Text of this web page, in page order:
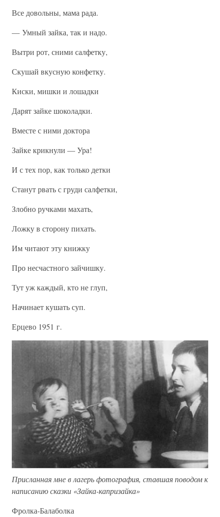
Все довольны, мама рада.
— Умный зайка, так и надо.
Вытри рот, сними салфетку,
Скушай вкусную конфетку.
Киски, мишки и лошадки
Дарят зайке шоколадки.
Вместе с ними доктора
Зайке крикнули — Ура!
И с тех пор, как только детки
Станут рвать с груди салфетки,
Злобно ручками махать,
Ложку в сторону пихать.
Им читают эту книжку
Про несчастного зайчишку.
Тут уж каждый, кто не глуп,
Начинает кушать суп.
Ерцево 1951 г.
Присланная мне в лагерь фотография, ставшая поводом к
написанию сказки «Зайка-капризайка»
Фролка-Балаболка